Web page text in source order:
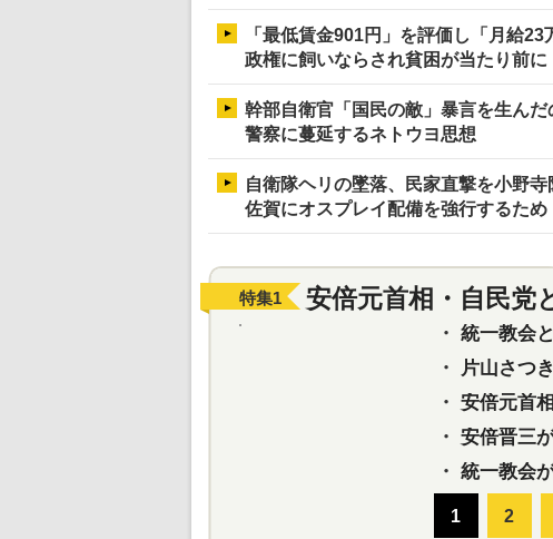
「最低賃金901円」を評価し「月給
政権に飼いならされ貧困が当たり前に
幹部自衛官「国民の敵」暴言を生ん
警察に蔓延するネトウヨ思想
自衛隊ヘリの墜落、民家直撃を小野
佐賀にオスプレイ配備を強行するため
特集1 安倍元首相・自民党
・ 統一教会と自民
・
片山さつきは警
・ 安倍元首相銃撃
・ 安倍晋三が「統
・ 統一教会